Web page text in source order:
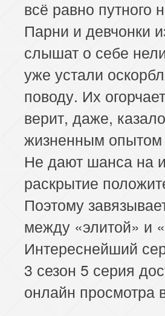
всё равно путного
Парни и девчонки
слышат о себе
уже устали
поводу. Их
верит, даже,
жизненным
Не дают шанса на
раскрытие
Поэтому
между «элитой» и
Интереснейший
3 сезон 5 серия
онлайн просмотра